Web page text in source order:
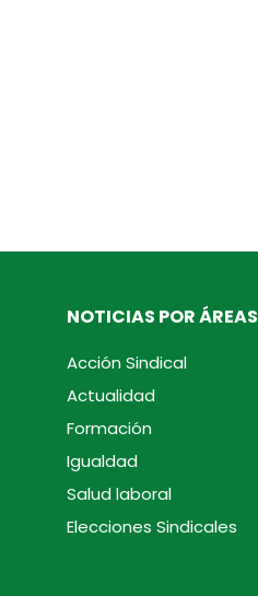
NOTICIAS POR ÁREAS
Acción Sindical
Actualidad
Formación
Igualdad
Salud laboral
Elecciones Sindicales